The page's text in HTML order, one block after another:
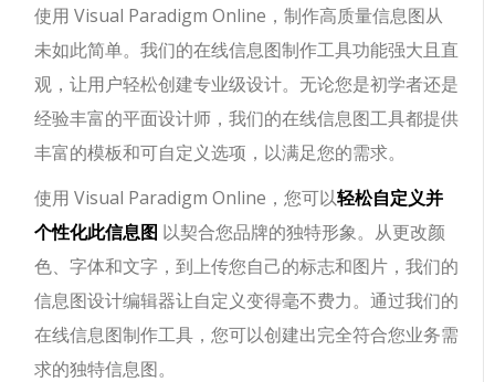
使用 Visual Paradigm Online，制作高质量信息图从
未如此简单。我们的在线信息图制作工具功能强大且直
观，让用户轻松创建专业级设计。无论您是初学者还是
经验丰富的平面设计师，我们的在线信息图工具都提供
丰富的模板和可自定义选项，以满足您的需求。
使用 Visual Paradigm Online，您可以轻松自定义并
个性化此信息图 以契合您品牌的独特形象。从更改颜
色、字体和文字，到上传您自己的标志和图片，我们的
信息图设计编辑器让自定义变得毫不费力。通过我们的
在线信息图制作工具，您可以创建出完全符合您业务需
求的独特信息图。